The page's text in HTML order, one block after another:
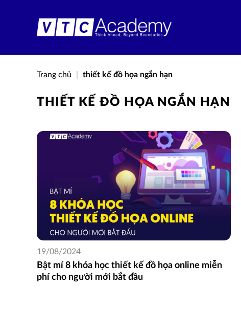
Trang chủ thiết kế đồ họa ngắn hạn
THIẾT KẾ ĐỒ HỌA NGẮN HẠN
Bật mí 8 khóa học thiết kế đồ họa online miễn
phí cho người mới bắt đầu
19/08/2024